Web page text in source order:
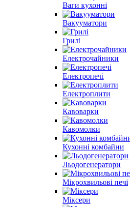
Ваги кухонні
Вакууматори
Грилі
Електрочайники
Електропечі
Електроплити
Кавоварки
Кавомолки
Кухонні комбайни
Льодогенератори
Мікрохвильові печі
Міксери